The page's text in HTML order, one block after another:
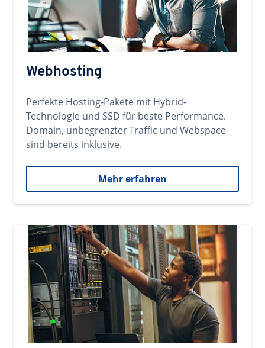
Webhosting
Perfekte Hosting-Pakete mit Hybrid-
Technologie und SSD für beste Performance.
Domain, unbegrenzter Traffic und Webspace
sind bereits inklusive.
Mehr erfahren